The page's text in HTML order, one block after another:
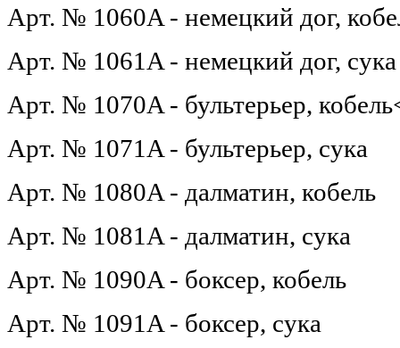
Арт. № 1060A - немецкий дог,
Арт. № 1061A - немецкий дог, сука
Арт. № 1070A - бультерьер,
Арт. № 1071A - бультерьер, сука
Арт. № 1080A - далматин, кобель
Арт. № 1081A - далматин, сука
Арт. № 1090A - боксер, кобель
Арт. № 1091A - боксер, сука